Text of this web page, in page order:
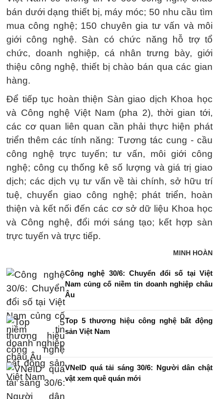
bán dưới dạng thiết bị, máy móc; 50 nhu cầu tìm
mua công nghệ; 150 chuyên gia tư vấn và môi
giới công nghệ. Sàn có chức năng hỗ trợ tổ
chức, doanh nghiệp, cá nhân trưng bày, giới
thiệu công nghệ, thiết bị chào bán qua các gian
hàng.
Để tiếp tục hoàn thiện Sàn giao dịch Khoa học
và Công nghệ Việt Nam (pha 2), thời gian tới,
các cơ quan liên quan cần phải thực hiện phát
triển thêm các tính năng: Tương tác cung - cầu
công nghệ trực tuyến; tư vấn, môi giới công
nghệ; công cụ thống kê số lượng và giá trị giao
dịch; các dịch vụ tư vấn về tài chính, sở hữu trí
tuệ, chuyển giao công nghệ; phát triển, hoàn
thiện và kết nối đến các cơ sở dữ liệu Khoa học
và Công nghệ, đổi mới sáng tạo; kết hợp sàn
trực tuyến và trực tiếp.
MINH HOÀN
Công nghệ 30/6: Chuyển đổi số tại Việt
Nam củng cố niềm tin doanh nghiệp châu
Âu
Top 5 thương hiệu công nghệ bất động
sản Việt Nam
VNeID quá tải sáng 30/6: Người dân chật
vật xem quê quán mới